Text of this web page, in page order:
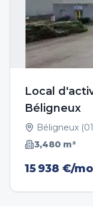
Local
Béligneux
Béligneux (
3,480 m²
15 938 €/